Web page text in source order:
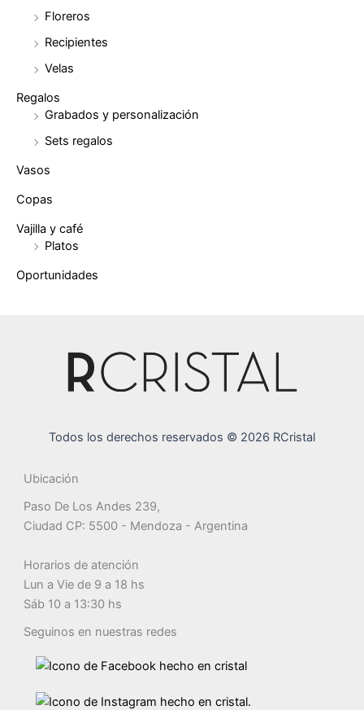
Floreros
Recipientes
Velas
Regalos
Grabados y personalización
Sets regalos
Vasos
Copas
Vajilla y café
Platos
Oportunidades
Todos los derechos reservados © 2026 RCristal
Ubicación
Paso De Los Andes 239,
Ciudad CP: 5500 - Mendoza - Argentina
Horarios de atención
Lun a Vie de 9 a 18 hs
Sáb 10 a 13:30 hs
Seguinos en nuestras redes